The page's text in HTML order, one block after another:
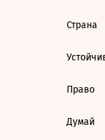
Страна
Право
Думай